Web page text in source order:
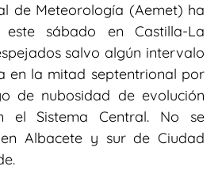
de Meteorología (Aemet) ha
sábado en Castilla-La
salvo algún intervalo
en la mitad septentrional por
de nubosidad de evolución
Sistema Central. No se
Albacete y sur de Ciudad